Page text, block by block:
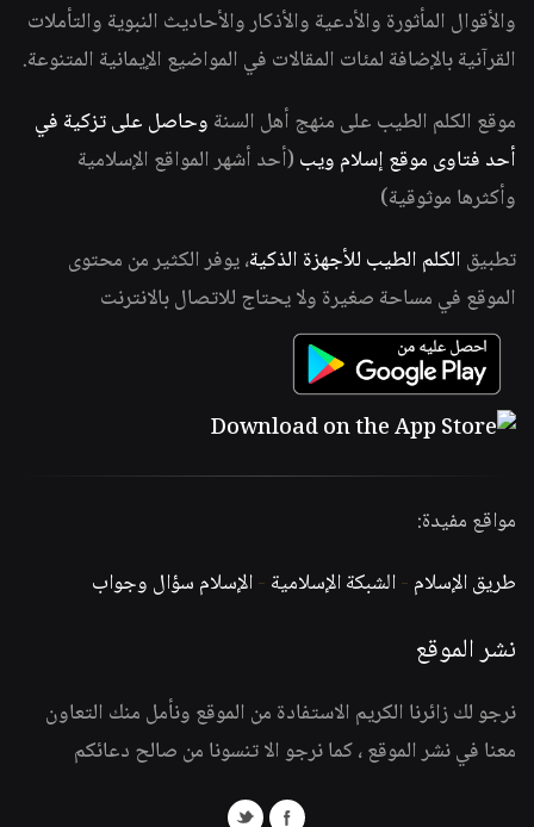
والأقوال المأثورة والأدعية والأذكار والأحاديث النبوية والتأملات
القرآنية بالإضافة لمئات المقالات في المواضيع الإيمانية المتنوعة.
موقع الكلم الطيب على منهج أهل السنة وحاصل على تزكية في
أحد فتاوى موقع إسلام ويب (أحد أشهر المواقع الإسلامية
وأكثرها موثوقية)
تطبيق الكلم الطيب للأجهزة الذكية، يوفر الكثير من محتوى
الموقع في مساحة صغيرة ولا يحتاج للاتصال بالانترنت
مواقع مفيدة:
طريق الإسلام -الشبكة الإسلامية -الإسلام سؤال وجواب
نشر الموقع
نرجو لك زائرنا الكريم الاستفادة من الموقع ونأمل منك التعاون
معنا في نشر الموقع ، كما نرجو الا تنسونا من صالح دعائكم